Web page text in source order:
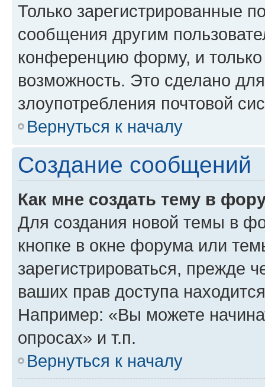
Только зарегистрированные
сообщения другим
конференцию форму, и
возможность. Это сделано
злоупотребления почтовой
Вернуться к началу
Создание сообщений
Как мне создать тему в
Для создания новой темы в
кнопке в окне форума или
зарегистрироваться, прежде
ваших прав доступа
Например: «Вы можете
опросах» и т.п.
Вернуться к началу